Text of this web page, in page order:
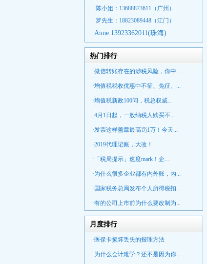
陈小姐：13688873611（广州）
罗先生：18823089448（江门）
Anne:13923362011(珠海)
热门排行
·微信转账存在的涉税风险，你中...
·增值税税收优惠中不征、免征、...
·增值税新政100问，税总权威...
·4月1日起，一般纳税人购买不...
·发票这样盖章最高罚1万！今天...
·2019代理记账，大改！
·「税局提示」速度mark！企...
·为什么很多企业都有内外账，内...
·国家税务总局发布个人所得税扣...
·有的公司上市前为什么要改制为...
月度排行
·医保卡损坏丢失的报理方法
·为什么会计难学？还不是因为你...